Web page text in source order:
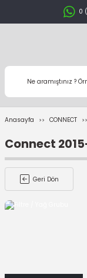
0
Anasayfa CONNECT
Connect
Geri Dön